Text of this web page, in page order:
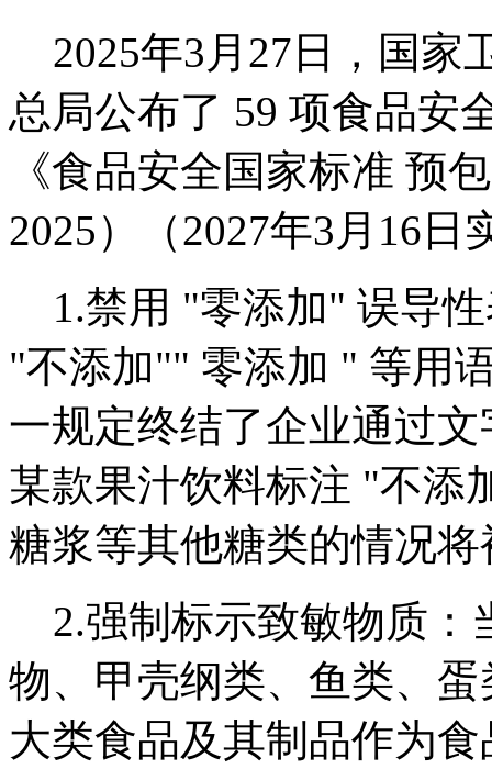
2025年3月27日，国家
总局公布了 59 项食品安
《食品安全国家标准 预
2025）（2027年3月16
1.禁用 "零添加" 误导
"不添加"" 零添加 " 等用
一规定终结了企业通过
某款果汁饮料标注 "不添
糖浆等其他糖类的情况
2.强制标示致敏物质：
物、甲壳纲类、鱼类、
大类食品及其制品作为